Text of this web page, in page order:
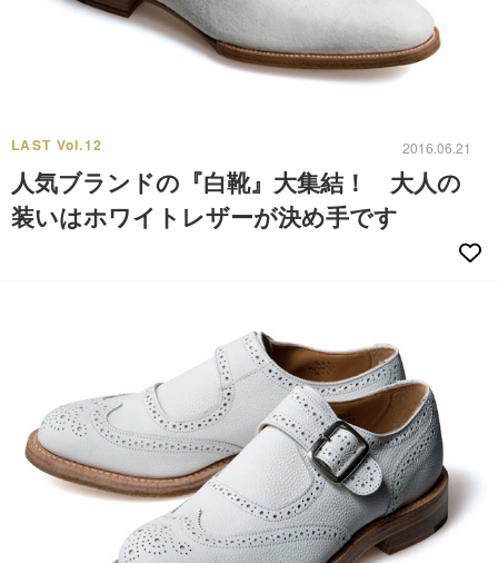
LAST Vol.12 2016.06.21
人気ブランドの『白靴』大集結！ 大人の
装いはホワイトレザーが決め手です